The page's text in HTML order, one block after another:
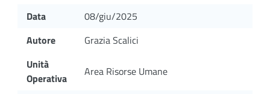
Data
08/giu/2025
Autore
Grazia Scalici
Unità
Operativa
Area Risorse Umane